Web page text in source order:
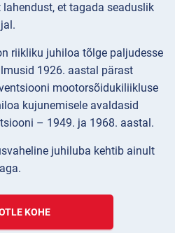
et tagada seaduslik
riikliku juhiloa tõlge paljudesse
1926. aastal pärast
mootorsõidukiliikluse
kujunemisele avaldasid
– 1949. ja 1968. aastal.
juhiluba kehtib ainult
KOHE